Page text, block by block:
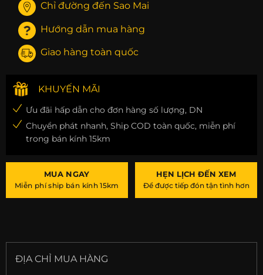
Chỉ đường đến Sao Mai
Hướng dẫn mua hàng
Giao hàng toàn quốc
KHUYẾN MÃI
Ưu đãi hấp dẫn cho đơn hàng số lượng, DN
Chuyển phát nhanh, Ship COD toàn quốc, miễn phí
trong bán kính 15km
MUA NGAY
Miễn phí ship bán kính 15km
HẸN LỊCH ĐẾN XEM
Để được tiếp đón tận tình hơn
ĐỊA CHỈ MUA HÀNG